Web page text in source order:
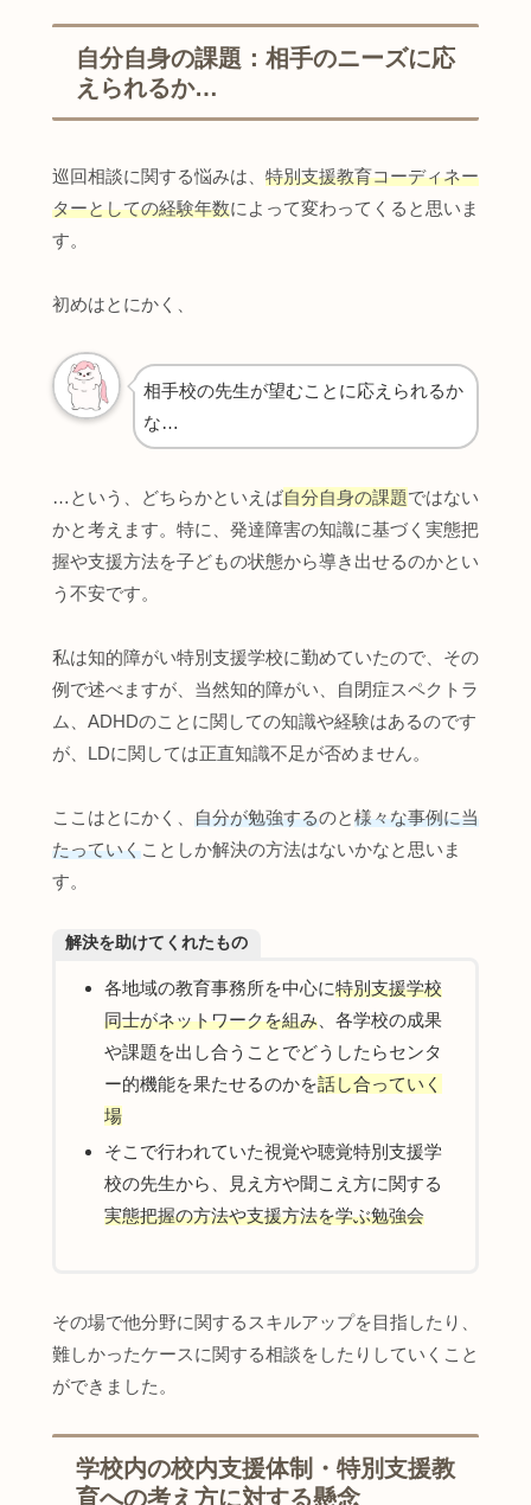
自分自身の課題：相手のニーズに応
えられるか…
巡回相談に関する悩みは、 特別支援教育コーディネー
ターとしての経験年数によって変わってくると思いま
す。
初めはとにかく、
相手校の先生が望むことに応えられるか
な…
…という、どちらかといえば自分自身の課題ではない
かと考えます。特に、発達障害の知識に基づく実態把
握や支援方法を子どもの状態から導き出せるのかとい
う不安です。
私は知的障がい特別支援学校に勤めていたので、その
例で述べますが、当然知的障がい、自閉症スペクトラ
ム、ADHDのことに関しての知識や経験はあるのです
が、LDに関しては正直知識不足が否めません。
ここはとにかく、 自分が勉強するのと様々な事例に当
たっていくことしか解決の方法はないかなと思いま
す。
解決を助けてくれたもの
各地域の教育事務所を中心に特別支援学校
同士がネットワークを組み 、各学校の成果
や課題を出し合うことでどうしたらセンタ
ー的機能を果たせるのかを話し合っていく
場
そこで行われていた視覚や聴覚特別支援学
校の先生から、見え方や聞こえ方に関する
実態把握の方法や支援方法を学ぶ勉強会
その場で他分野に関するスキルアップを目指したり、
難しかったケースに関する相談をしたりしていくこと
ができました。
学校内の校内支援体制・特別支援教
育への考え方に対する懸念